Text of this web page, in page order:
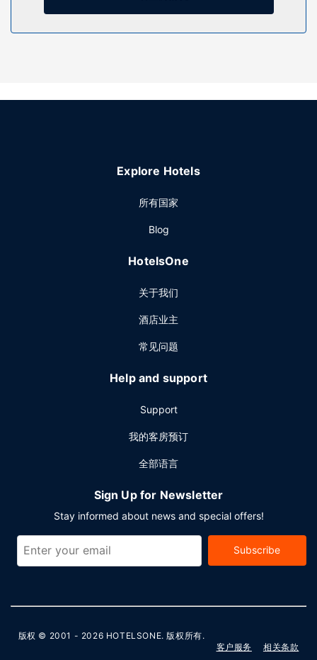
您可以去Rossini餐厅吃点便餐，还可在这里欣赏花园景色。或
Explore Hotels
所有国家
Blog
HotelsOne
关于我们
酒店业主
常见问题
Help and support
Support
我的客房预订
全部语言
Sign Up for Newsletter
Stay informed about news and special offers!
Subscribe
版权 © 2001 - 2026 HOTELSONE. 版权所有.
客户服务
相关条款